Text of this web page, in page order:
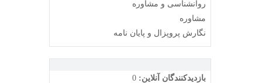
روانشناسی و مشاوره
مشاوره
نگارش پروپزال و پایان نامه
بازدیدکنندگان آنلاین: 0